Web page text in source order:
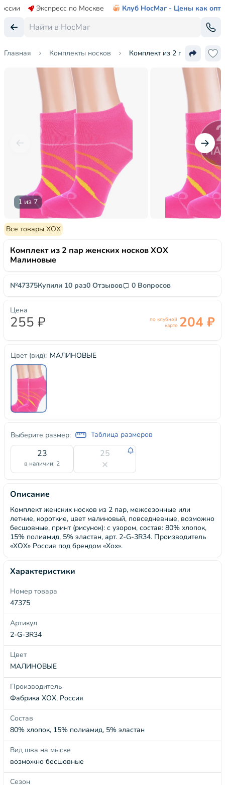
Экспресс по Москве Клуб НосМаг - Цены как опт
Главная Комплекты носков Комплект из 2 пар женских
1 из 7
Все товары ХОХ
Комплект из 2 пар женских носков ХОХ
Малиновые
№47375Купили 10 раз0 Отзывов 0 Вопросов
Цвет (вид): МАЛИНОВЫЕ
Выберите размер: Таблица размеров
23
в наличии: 2
25
Цена
255 ₽
по клубной
карте 204 ₽
Описание
Комплект женских носков из 2 пар, межсезонные или
летние, короткие, цвет малиновый, повседневные, возможно
бесшовные, принт (рисунок): с узором, состав: 80% хлопок,
15% полиамид, 5% эластан, арт. 2-G-3R34. Производитель
«ХОХ» Россия под брендом «Хох».
Характеристики
Номер товара
47375
Артикул
2-G-3R34
Цвет
МАЛИНОВЫЕ
Производитель
Фабрика ХОХ, Россия
Состав
80% хлопок, 15% полиамид, 5% эластан
Вид шва на мыске
возможно бесшовные
Сезон